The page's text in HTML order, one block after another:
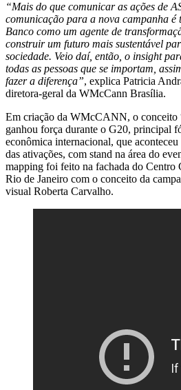
“Mais do que comunicar as ações de
comunicação para a nova campanha é
Banco como um agente de
construir um futuro mais sustentável
sociedade. Veio daí, então, o insight
todas as pessoas que se importam,
fazer a diferença”, explica Patricia
diretora-geral da WMcCann Brasília.
Em criação da WMcCANN, o conceito
ganhou força durante o G20, principal
econômica internacional, que
das ativações, com stand na área do
mapping foi feito na fachada do Centro
Rio de Janeiro com o conceito da
visual Roberta Carvalho.